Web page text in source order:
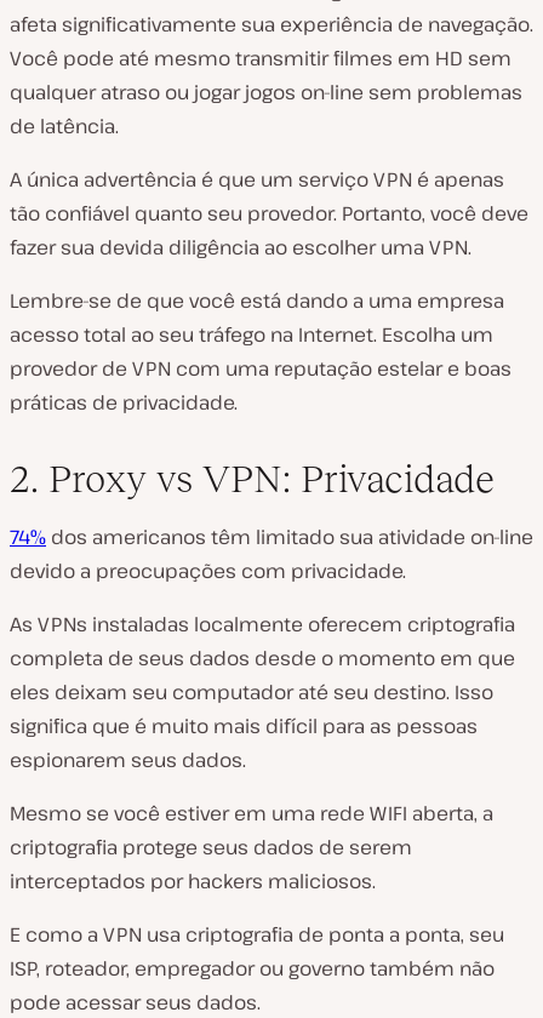
afeta significativamente sua experiência de navegação.
Você pode até mesmo transmitir filmes em HD sem
qualquer atraso ou jogar jogos on-line sem problemas
de latência.
A única advertência é que um serviço VPN é apenas
tão confiável quanto seu provedor. Portanto, você deve
fazer sua devida diligência ao escolher uma VPN.
Lembre-se de que você está dando a uma empresa
acesso total ao seu tráfego na Internet. Escolha um
provedor de VPN com uma reputação estelar e boas
práticas de privacidade.
2. Proxy vs VPN: Privacidade
74% dos americanos têm limitado sua atividade on-line
devido a preocupações com privacidade.
As VPNs instaladas localmente oferecem criptografia
completa de seus dados desde o momento em que
eles deixam seu computador até seu destino. Isso
significa que é muito mais difícil para as pessoas
espionarem seus dados.
Mesmo se você estiver em uma rede WIFI aberta, a
criptografia protege seus dados de serem
interceptados por hackers maliciosos.
E como a VPN usa criptografia de ponta a ponta, seu
ISP, roteador, empregador ou governo também não
pode acessar seus dados.